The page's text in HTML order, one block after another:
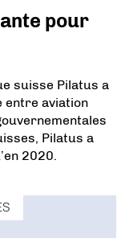
pour
suisse Pilatus a
entre aviation
Pilatus a
2020.